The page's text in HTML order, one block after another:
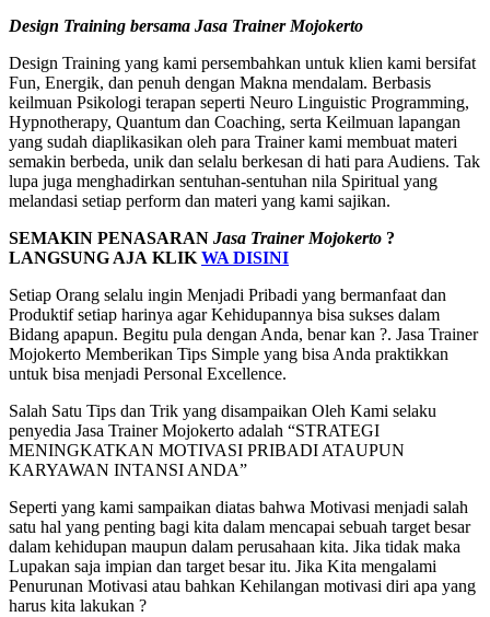
Design Training bersama Jasa Trainer Mojokerto
Design Training yang kami persembahkan untuk klien kami bersifat
Fun, Energik, dan penuh dengan Makna mendalam. Berbasis
keilmuan Psikologi terapan seperti Neuro Linguistic Programming,
Hypnotherapy, Quantum dan Coaching, serta Keilmuan lapangan
yang sudah diaplikasikan oleh para Trainer kami membuat materi
semakin berbeda, unik dan selalu berkesan di hati para Audiens. Tak
lupa juga menghadirkan sentuhan-sentuhan nila Spiritual yang
melandasi setiap perform dan materi yang kami sajikan.
SEMAKIN PENASARAN Jasa Trainer Mojokerto ?
LANGSUNG AJA KLIK WA DISINI
Setiap Orang selalu ingin Menjadi Pribadi yang bermanfaat dan
Produktif setiap harinya agar Kehidupannya bisa sukses dalam
Bidang apapun. Begitu pula dengan Anda, benar kan ?. Jasa Trainer
Mojokerto Memberikan Tips Simple yang bisa Anda praktikkan
untuk bisa menjadi Personal Excellence.
Salah Satu Tips dan Trik yang disampaikan Oleh Kami selaku
penyedia Jasa Trainer Mojokerto adalah “STRATEGI
MENINGKATKAN MOTIVASI PRIBADI ATAUPUN
KARYAWAN INTANSI ANDA”
Seperti yang kami sampaikan diatas bahwa Motivasi menjadi salah
satu hal yang penting bagi kita dalam mencapai sebuah target besar
dalam kehidupan maupun dalam perusahaan kita. Jika tidak maka
Lupakan saja impian dan target besar itu. Jika Kita mengalami
Penurunan Motivasi atau bahkan Kehilangan motivasi diri apa yang
harus kita lakukan ?